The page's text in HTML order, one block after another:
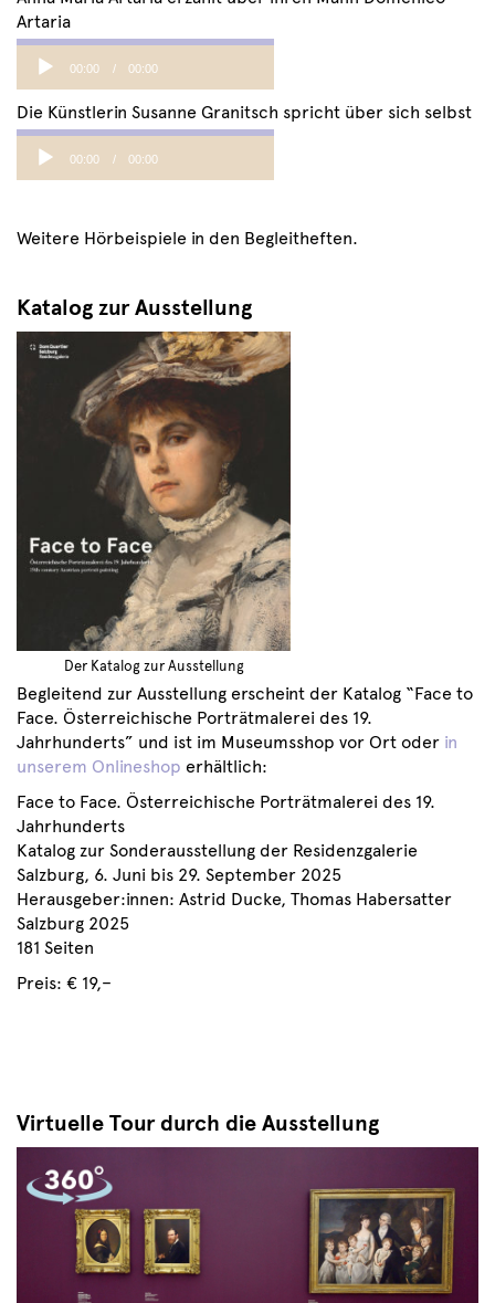
Artaria
Audio
Player
00:00 00:00
Die Künstlerin Susanne Granitsch spricht über sich selbst
Audio
Player
00:00 00:00
Weitere Hörbeispiele in den Begleitheften.
Katalog zur Ausstellung
Der Katalog zur Ausstellung
Begleitend zur Ausstellung erscheint der Katalog “Face to
Face. Österreichische Porträtmalerei des 19.
Jahrhunderts” und ist im Museumsshop vor Ort oder in
unserem Onlineshop erhältlich:
Face to Face. Österreichische Porträtmalerei des 19.
Jahrhunderts
Katalog zur Sonderausstellung der Residenzgalerie
Salzburg, 6. Juni bis 29. September 2025
Herausgeber:innen: Astrid Ducke, Thomas Habersatter
Salzburg 2025
181 Seiten
Preis: € 19,–
Virtuelle Tour durch die Ausstellung